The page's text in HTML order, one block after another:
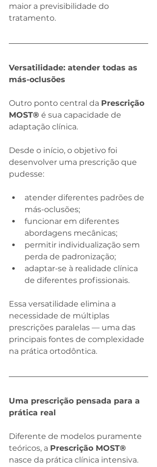
maior a previsibilidade do
tratamento.
Versatilidade: atender todas as
más-oclusões
Outro ponto central da Prescrição
MOST® é sua capacidade de
adaptação clínica.
Desde o início, o objetivo foi
desenvolver uma prescrição que
pudesse:
atender diferentes padrões de
más-oclusões;
funcionar em diferentes
abordagens mecânicas;
permitir individualização sem
perda de padronização;
adaptar-se à realidade clínica
de diferentes profissionais.
Essa versatilidade elimina a
necessidade de múltiplas
prescrições paralelas — uma das
principais fontes de complexidade
na prática ortodôntica.
Uma prescrição pensada para a
prática real
Diferente de modelos puramente
teóricos, a Prescrição MOST®
nasce da prática clínica intensiva.